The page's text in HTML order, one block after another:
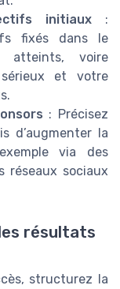
initiaux :
fixés dans le
atteints, voire
et votre
: Précisez
d’augmenter la
via des
réseaux sociaux
résultats
structurez la